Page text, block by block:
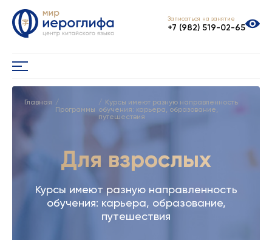
Записаться на занятие
+7 (982) 519-02-65
Главная
Программы
Курсы имеют разную направленность
обучения: карьера, образование,
путешествия
Для взрослых
Курсы имеют разную направленность
обучения: карьера, образование,
путешествия